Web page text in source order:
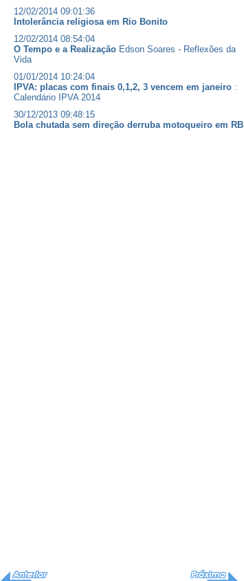
12/02/2014 09:01:36
Intolerância religiosa em Rio Bonito
12/02/2014 08:54:04
O Tempo e a Realização Edson Soares - Reflexões da
Vida
01/01/2014 10:24:04
IPVA: placas com finais 0,1,2, 3 vencem em janeiro :
Calendário IPVA 2014
30/12/2013 09:48:15
Bola chutada sem direção derruba motoqueiro em RB